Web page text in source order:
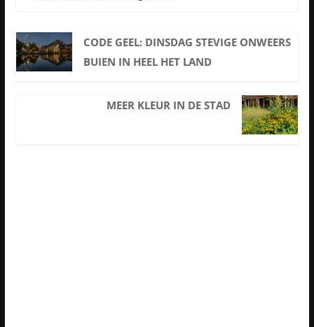
CODE GEEL: DINSDAG STEVIGE ONWEERS
BUIEN IN HEEL HET LAND
MEER KLEUR IN DE STAD